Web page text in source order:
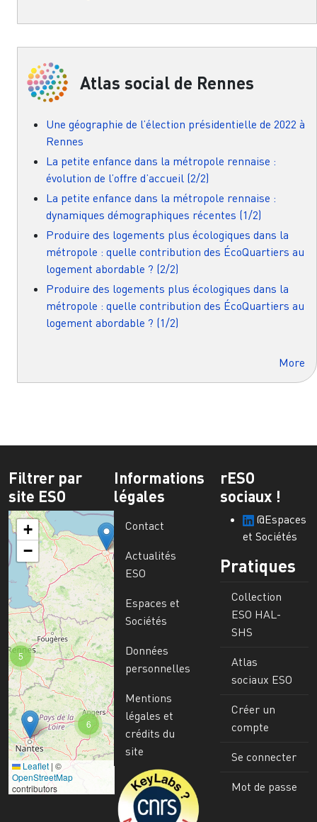
Atlas social de Rennes
Une géographie de l’élection présidentielle de 2022 à
Rennes
La petite enfance dans la métropole rennaise :
évolution de l’offre d’accueil (2/2)
La petite enfance dans la métropole rennaise :
dynamiques démographiques récentes (1/2)
Produire des logements plus écologiques dans la
métropole : quelle contribution des ÉcoQuartiers au
logement abordable ? (2/2)
Produire des logements plus écologiques dans la
métropole : quelle contribution des ÉcoQuartiers au
logement abordable ? (1/2)
More
Filtrer par
site ESO
6
5
+
−
Leaflet | ©
OpenStreetMap
contributors
Informations
légales
Contact
Actualités
ESO
Espaces et
Sociétés
Données
personnelles
Mentions
légales et
crédits du
site
Image
rESO
sociaux !
@Espaces
et Sociétés
Pratiques
Collection
ESO HAL-
SHS
Atlas
sociaux ESO
Créer un
compte
Se connecter
Mot de passe